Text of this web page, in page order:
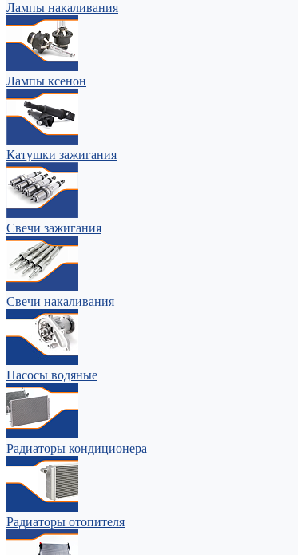
Лампы накаливания
Лампы ксенон
Катушки зажигания
Свечи зажигания
Свечи накаливания
Насосы водяные
Радиаторы кондиционера
Радиаторы отопителя